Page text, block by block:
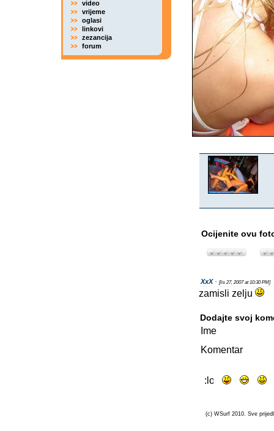
video
vrijeme
oglasi
linkovi
zezancija
forum
Ocijenite ovu
XxX- [lis 27, 2007 at 10:30 PM]
zamisli zelju
Dodajte svoj
Ime
Komentar
(c) WSurf 2010. Sve